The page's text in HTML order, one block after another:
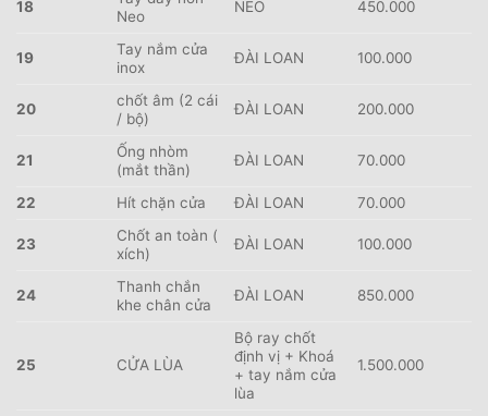
18
Neo
NEO 450.000
19
Tay nắm cửa
inox
ĐÀI LOAN 100.000
20
chốt âm (2 cái
/ bộ)
ĐÀI LOAN 200.000
21
Ống nhòm
(mắt thần)
ĐÀI LOAN 70.000
22 Hít chặn cửa ĐÀI LOAN 70.000
23
Chốt an toàn (
xích)
ĐÀI LOAN 100.000
24
Thanh chắn
khe chân cửa
ĐÀI LOAN 850.000
25 CỬA LÙA
Bộ ray chốt
định vị + Khoá
+ tay nắm cửa
lùa
1.500.000